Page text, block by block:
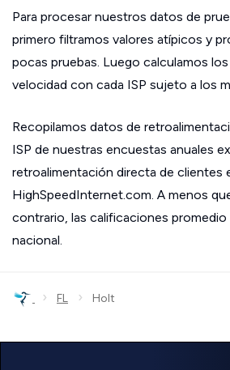
Para procesar nuestros datos de
primero filtramos valores atípicos y
pocas pruebas. Luego calculamos
velocidad con cada ISP sujeto a los
Recopilamos datos de
ISP de nuestras encuestas anuales
retroalimentación directa de clientes
HighSpeedInternet.com. A menos
contrario, las calificaciones promedio
nacional.
› FL › Holt